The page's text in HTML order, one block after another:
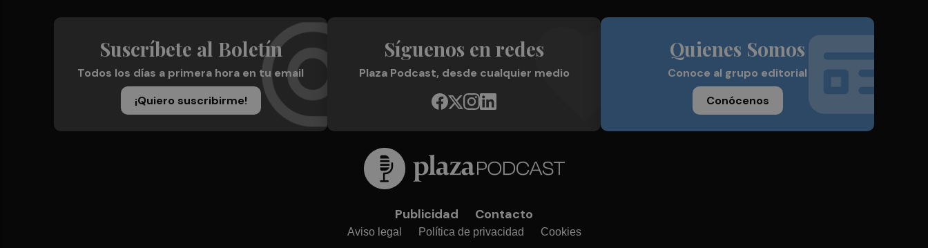
Suscríbete al Boletín
Todos los días a primera hora en tu email
¡Quiero suscribirme!
Síguenos en redes
Plaza Podcast, desde cualquier medio
Quienes Somos
Conoce al grupo editorial
Conócenos
Publicidad Contacto
Aviso legal Política de privacidad Cookies